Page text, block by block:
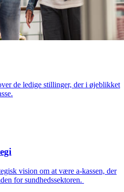
de ledige stillinger, der i øjeblikket
vision om at være a-kassen, der
for sundhedssektoren.